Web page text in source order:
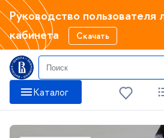
Руководство пользователя
кабинета
Скачать
Катало